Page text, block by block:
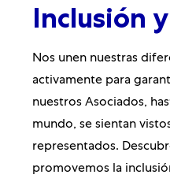
Inclusión
Nos unen nuestras
activamente para
nuestros Asociados,
mundo, se sientan
representados.
promovemos la